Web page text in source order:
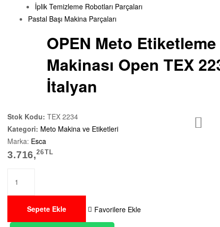
İplik Temizleme Robotları Parçaları
Pastal Başı Makina Parçaları
OPEN Meto Etiketleme
Makinası Open TEX
İtalyan
Stok Kodu: TEX 2234
Kategori: Meto Makina ve Etiketleri
Marka: Esca
3.716,26TL
Sepete Ekle Favorilere Ekle